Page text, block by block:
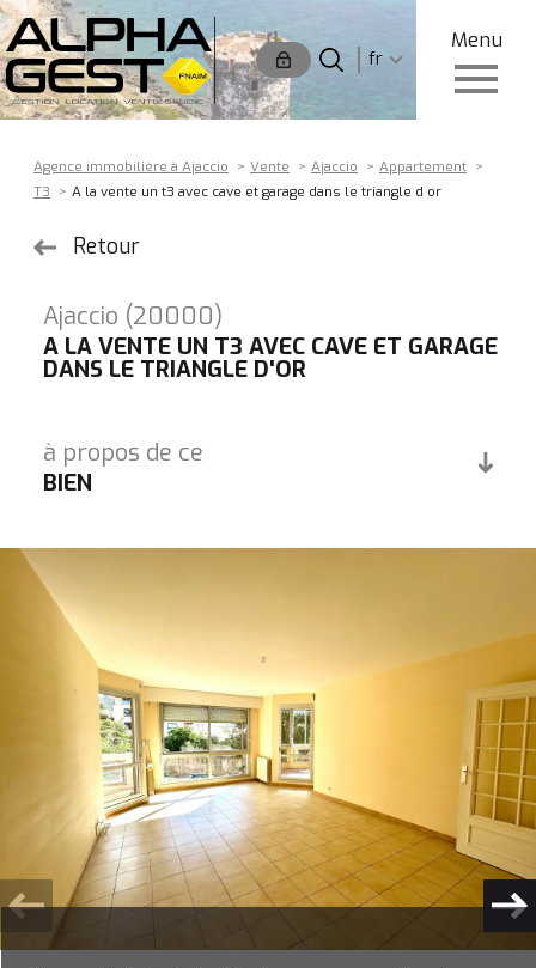
Menu
fr
Accueil
Langue
fr
Agence immobilière à Ajaccio Vente Ajaccio
Appartement
T3
A la vente un t3 avec cave et garage dans le triangle d or
Retour
Ajaccio (20000)
A LA VENTE UN T3 AVEC CAVE ET GARAGE
DANS LE TRIANGLE D'OR
à propos de ce
BIEN
Plus d'informations
FINANCIÈRES
Plus de
DÉTAILS
la